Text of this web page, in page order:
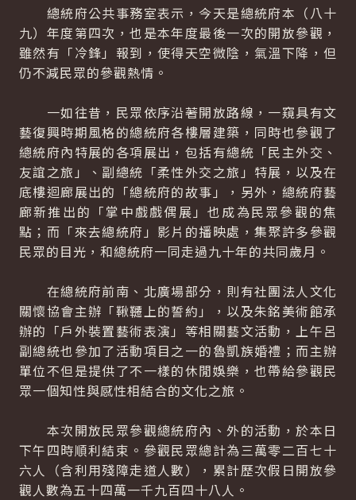
總統府公共事務室表示，今天是總統府本（八十
九）年度第四次，也是本年度最後一次的開放參觀，
雖然有「冷鋒」報到，使得天空微陰，氣溫下降，但
仍不減民眾的參觀熱情。
一如往昔，民眾依序沿著開放路線，一窺具有文
藝復興時期風格的總統府各樓層建築，同時也參觀了
總統府內特展的各項展出，包括有總統「民主外交、
友誼之旅」、副總統「柔性外交之旅」特展，以及在
底樓迴廊展出的「總統府的故事」，另外，總統府藝
廊新推出的「掌中戲戲偶展」也成為民眾參觀的焦
點；而「來去總統府」影片的播映處，集聚許多參觀
民眾的目光，和總統府一同走過九十年的共同歲月。
在總統府前南、北廣場部分，則有社團法人文化
關懷協會主辦「鞦韆上的誓約」，以及朱銘美術館承
辦的「戶外裝置藝術表演」等相關藝文活動，上午呂
副總統也參加了活動項目之一的魯凱族婚禮；而主辦
單位不但是提供了不一樣的休閒娛樂，也帶給參觀民
眾一個知性與感性相結合的文化之旅。
本次開放民眾參觀總統府內、外的活動，於本日
下午四時順利結束。參觀民眾總計為三萬零二百七十
六人（含利用殘障走道人數），累計歷次假日開放參
觀人數為五十四萬一千九百四十八人。